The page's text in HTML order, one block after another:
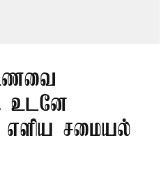
உடனே
எளிய சமையல்